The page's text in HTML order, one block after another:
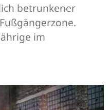
betrunkener
im